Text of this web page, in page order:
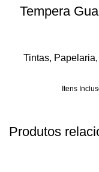
Tempera
Tintas, Papelaria,
Itens
Produtos